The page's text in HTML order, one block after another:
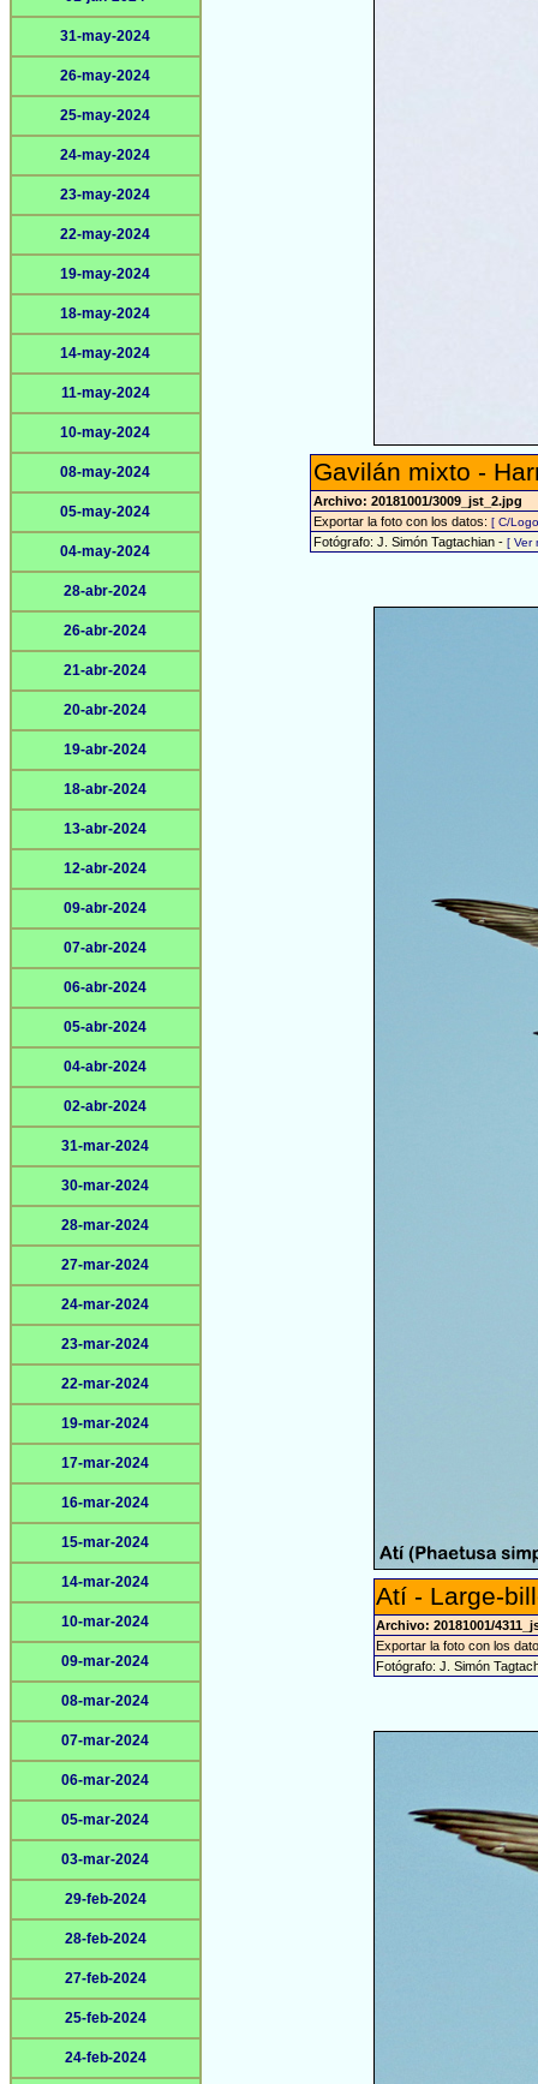
31-may-2024
26-may-2024
25-may-2024
24-may-2024
23-may-2024
22-may-2024
19-may-2024
18-may-2024
14-may-2024
11-may-2024
10-may-2024
08-may-2024
05-may-2024
04-may-2024
28-abr-2024
26-abr-2024
21-abr-2024
20-abr-2024
19-abr-2024
18-abr-2024
13-abr-2024
12-abr-2024
09-abr-2024
07-abr-2024
06-abr-2024
05-abr-2024
04-abr-2024
02-abr-2024
31-mar-2024
30-mar-2024
28-mar-2024
27-mar-2024
24-mar-2024
23-mar-2024
22-mar-2024
19-mar-2024
17-mar-2024
16-mar-2024
15-mar-2024
14-mar-2024
10-mar-2024
09-mar-2024
08-mar-2024
07-mar-2024
06-mar-2024
05-mar-2024
03-mar-2024
29-feb-2024
28-feb-2024
27-feb-2024
25-feb-2024
24-feb-2024
Gavilán mixto -
Archivo: 20181001/3009_jst_2.jpg
Exportar la foto con los datos: [ C/
Fotógrafo: J. Simón Tagtachian - [ Ver
Atí - Large-
Archivo: 20181001/
Exportar la foto con los
Fotógrafo: J. Simón